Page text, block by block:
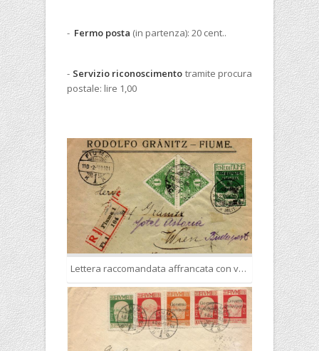
- Fermo posta (in partenza): 20 cent..
- Servizio riconoscimento tramite procura
postale: lire 1,00
Lettera raccomandata affrancata con valori "nave", soli francobolli in validità postale il 31.1.1921 e solo successivamente integrata dal controllore (K) con i nuovi valori "Governo Provvisorio"